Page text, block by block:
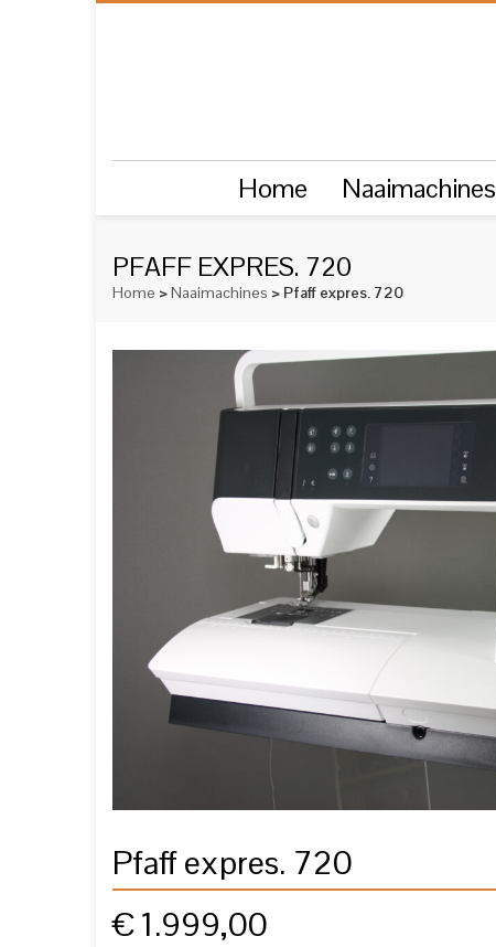
Home Naaimachines
PFAFF EXPRES. 720
Home >Naaimachines > Pfaff expres. 720
Pfaff expres. 720
€1.999,00